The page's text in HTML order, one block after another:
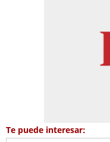
Te puede interesar: